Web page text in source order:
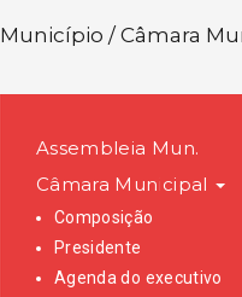
Município / Câmara
Assembleia Mun.
Câmara Municipal
Composição
Presidente
Agenda do executivo